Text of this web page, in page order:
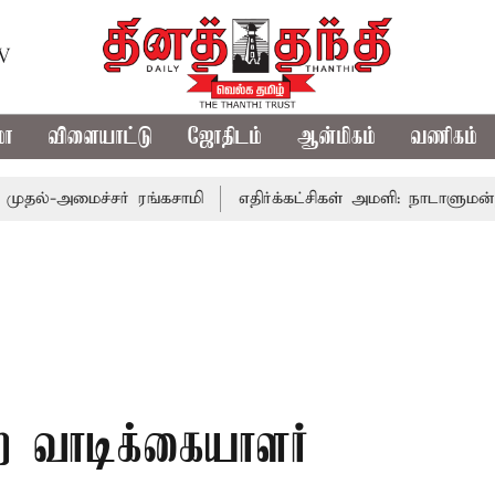
விளையாட்டு ஜோதிடம் ஆன்மிகம் வணிகம்
ரங்கசாமி எதிர்க்கட்சிகள் அமளி: நாடாளுமன்ற